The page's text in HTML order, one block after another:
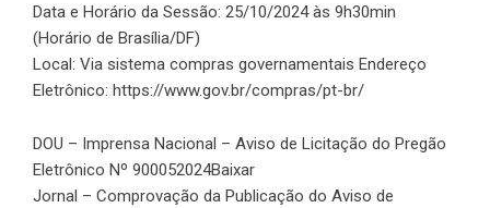
Data e Horário da Sessão: 25/10/2024 às 9h30min
(Horário de Brasília/DF)
Local: Via sistema compras governamentais Endereço
Eletrônico: https://www.gov.br/compras/pt-br/
DOU – Imprensa Nacional – Aviso de Licitação do Pregão
Eletrônico Nº 900052024Baixar
Jornal – Comprovação da Publicação do Aviso de